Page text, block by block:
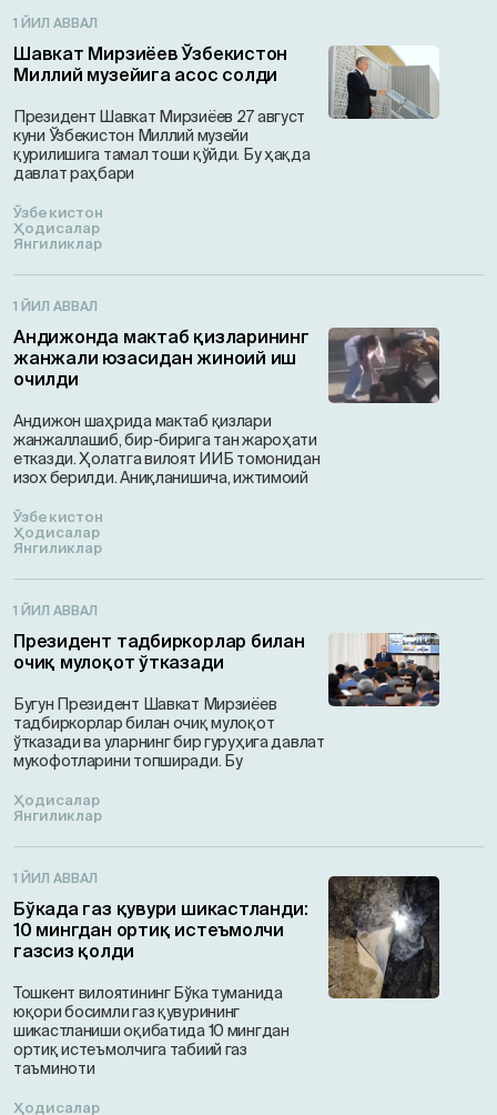
1 ЙИЛ АВВАЛ
Шавкат Мирзиёев Ўзбекистон
Миллий музейига асос солди
Президент Шавкат Мирзиёев 27 август
куни Ўзбекистон Миллий музейи
қурилишига тамал тоши қўйди. Бу ҳақда
давлат раҳбари
Ўзбекистон
Ҳодисалар
Янгиликлар
1 ЙИЛ АВВАЛ
Андижонда мактаб қизларининг
жанжали юзасидан жиноий иш
очилди
Андижон шаҳрида мактаб қизлари
жанжаллашиб, бир-бирига тан жароҳати
етказди. Ҳолатга вилоят ИИБ томонидан
изох берилди. Аниқланишича, ижтимоий
Ўзбекистон
Ҳодисалар
Янгиликлар
1 ЙИЛ АВВАЛ
Президент тадбиркорлар билан
очиқ мулоқот ўтказади
Бугун Президент Шавкат Мирзиёев
тадбиркорлар билан очиқ мулоқот
ўтказади ва уларнинг бир гуруҳига давлат
мукофотларини топширади. Бу
Ҳодисалар
Янгиликлар
1 ЙИЛ АВВАЛ
Бўкада газ қувури шикастланди:
10 мингдан ортиқ истеъмолчи
газсиз қолди
Тошкент вилоятининг Бўка туманида
юқори босимли газ қувурининг
шикастланиши оқибатида 10 мингдан
ортиқ истеъмолчига табиий газ
таъминоти
Ҳодисалар